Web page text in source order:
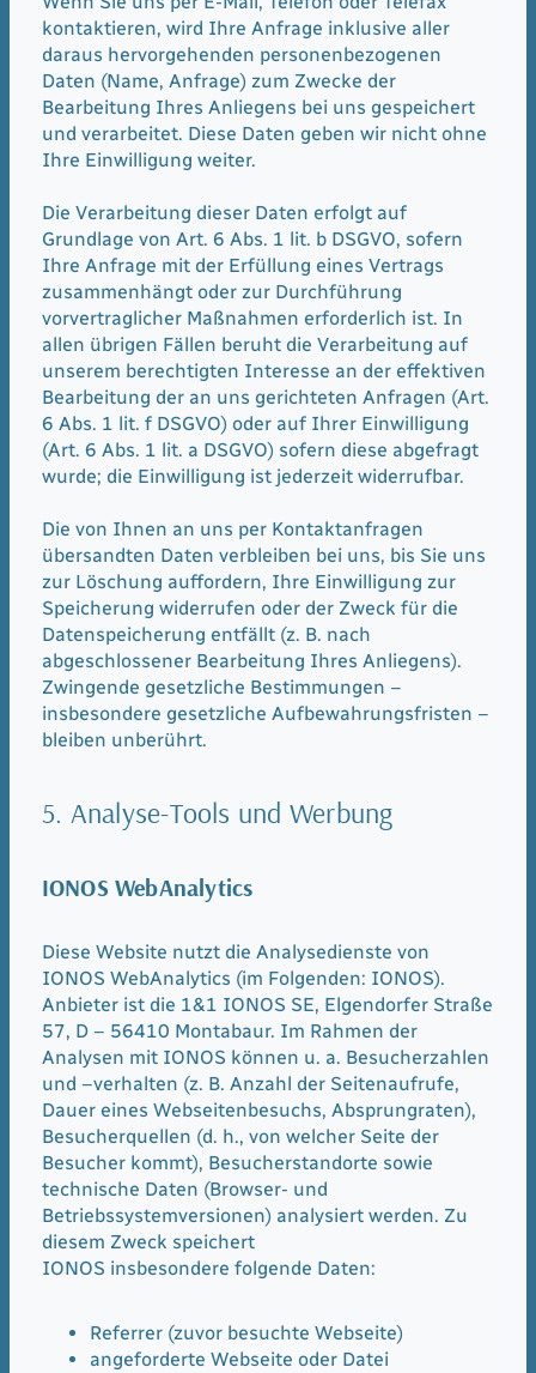
kontaktieren, wird Ihre Anfrage inklusive aller
daraus hervorgehenden personenbezogenen
Daten (Name, Anfrage) zum Zwecke der
Bearbeitung Ihres Anliegens bei uns gespeichert
und verarbeitet. Diese Daten geben wir nicht ohne
Ihre Einwilligung weiter.
Die Verarbeitung dieser Daten erfolgt auf
Grundlage von Art. 6 Abs. 1 lit. b DSGVO, sofern
Ihre Anfrage mit der Erfüllung eines Vertrags
zusammenhängt oder zur Durchführung
vorvertraglicher Maßnahmen erforderlich ist. In
allen übrigen Fällen beruht die Verarbeitung auf
unserem berechtigten Interesse an der effektiven
Bearbeitung der an uns gerichteten Anfragen (Art.
6 Abs. 1 lit. f DSGVO) oder auf Ihrer Einwilligung
(Art. 6 Abs. 1 lit. a DSGVO) sofern diese abgefragt
wurde; die Einwilligung ist jederzeit widerrufbar.
Die von Ihnen an uns per Kontaktanfragen
übersandten Daten verbleiben bei uns, bis Sie uns
zur Löschung auffordern, Ihre Einwilligung zur
Speicherung widerrufen oder der Zweck für die
Datenspeicherung entfällt (z. B. nach
abgeschlossener Bearbeitung Ihres Anliegens).
Zwingende gesetzliche Bestimmungen –
insbesondere gesetzliche Aufbewahrungsfristen –
bleiben unberührt.
5. Analyse-Tools und Werbung
IONOS WebAnalytics
Diese Website nutzt die Analysedienste von
IONOS WebAnalytics (im Folgenden: IONOS).
Anbieter ist die 1&1 IONOS SE, Elgendorfer Straße
57, D – 56410 Montabaur. Im Rahmen der
Analysen mit IONOS können u. a. Besucherzahlen
und –verhalten (z. B. Anzahl der Seitenaufrufe,
Dauer eines Webseitenbesuchs, Absprungraten),
Besucherquellen (d. h., von welcher Seite der
Besucher kommt), Besucherstandorte sowie
technische Daten (Browser- und
Betriebssystemversionen) analysiert werden. Zu
diesem Zweck speichert
IONOS insbesondere folgende Daten:
Referrer (zuvor besuchte Webseite)
angeforderte Webseite oder Datei